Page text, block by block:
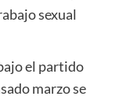
sexual
el partido
marzo se